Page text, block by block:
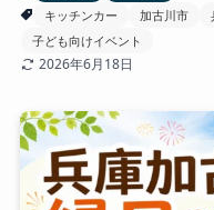
キッチンカー
加古川市
子ども向けイベント
2026年6月18日